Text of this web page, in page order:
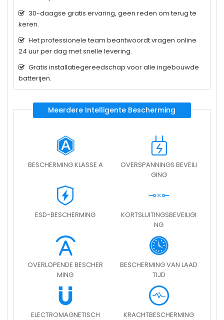
30-daagse gratis ervaring, geen reden om terug te
keren.
Het professionele team beantwoordt vragen online
24 uur per dag met snelle levering.
Gratis installatiegereedschap voor alle ingebouwde
batterijen.
Meerdere Intelligente Bescherming
BESCHERMING KLASSE A
OVERSPANNINGS BEVEILI
GING
ESD-BESCHERMING
KORTSLUITINGSBEVEILIGI
NG
OVERLOPENDE BESCHER
MING
BESCHERMING VAN LAAD
TIJD
ELECTROMAGNETISCH KRACHTBESCHERMING